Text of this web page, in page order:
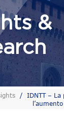
&
/
IDNTT – La